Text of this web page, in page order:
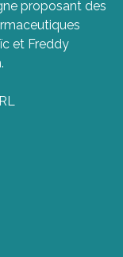
proposant des
et Freddy